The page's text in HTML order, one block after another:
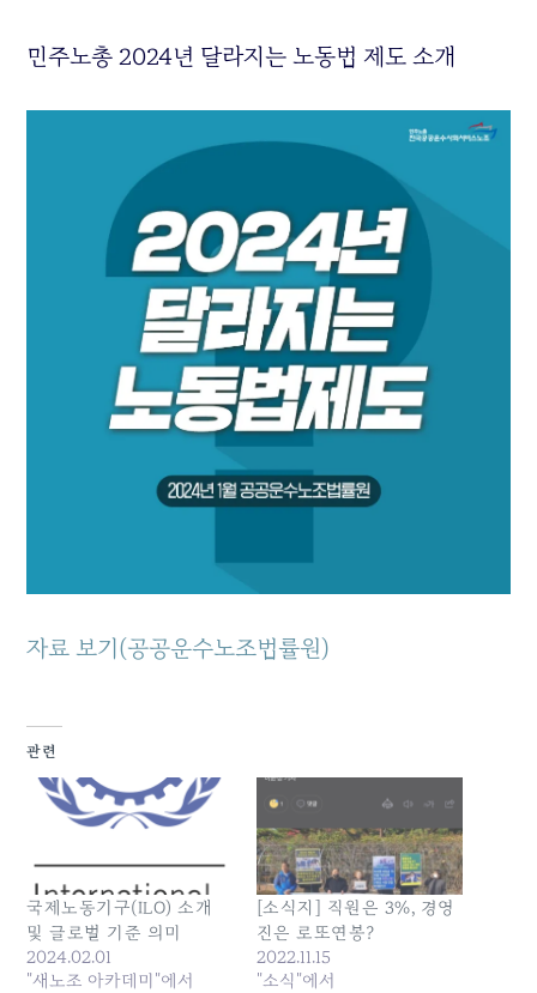
민주노총 2024년 달라지는 노동법 제도 소개
자료 보기(공공운수노조법률원)
관련
국제노동기구(ILO) 소개
및 글로벌 기준 의미
2024.02.01
"새노조 아카데미"에서
[소식지] 직원은 3%, 경영
진은 로또연봉?
2022.11.15
"소식"에서